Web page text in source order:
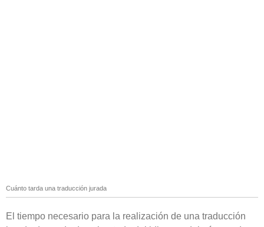
Cuánto tarda una traducción jurada
El tiempo necesario para la realización de una traducción